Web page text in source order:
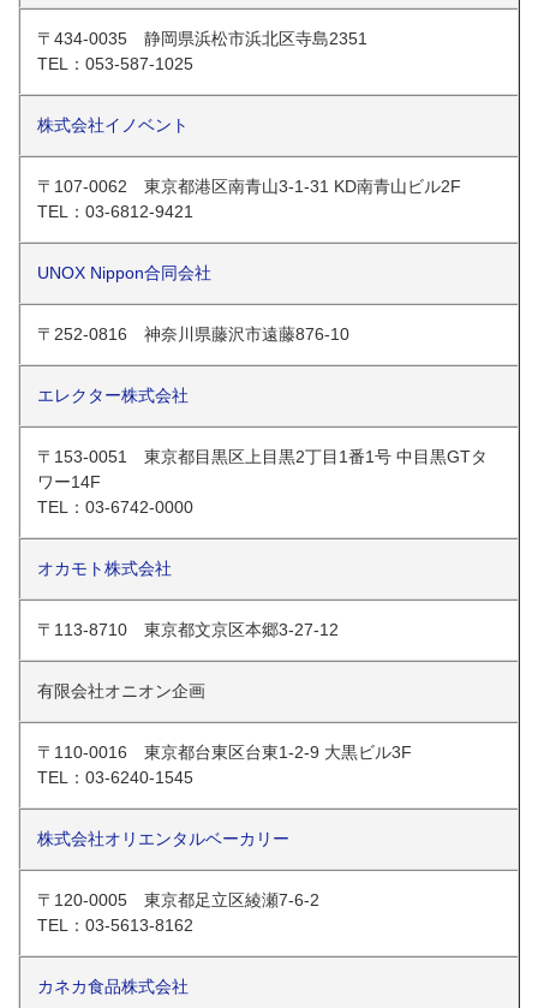
〒434-0035 静岡県浜松市浜北区寺島2351
TEL：053-587-1025
株式会社イノベント
〒107-0062 東京都港区南青山3-1-31 KD南青山ビル2F
TEL：03-6812-9421
UNOX Nippon合同会社
〒252-0816 神奈川県藤沢市遠藤876-10
エレクター株式会社
〒153-0051 東京都目黒区上目黒2丁目1番1号 中目黒GTタ
ワー14F
TEL：03-6742-0000
オカモト株式会社
〒113-8710 東京都文京区本郷3-27-12
有限会社オニオン企画
〒110-0016 東京都台東区台東1-2-9 大黒ビル3F
TEL：03-6240-1545
株式会社オリエンタルベーカリー
〒120-0005 東京都足立区綾瀬7-6-2
TEL：03-5613-8162
カネカ食品株式会社